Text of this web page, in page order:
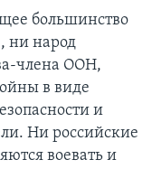
большинство
ни народ
члена ООН,
в виде
и
Ни российские
воевать и